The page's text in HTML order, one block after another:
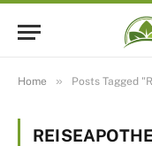
Home » Posts Tagged